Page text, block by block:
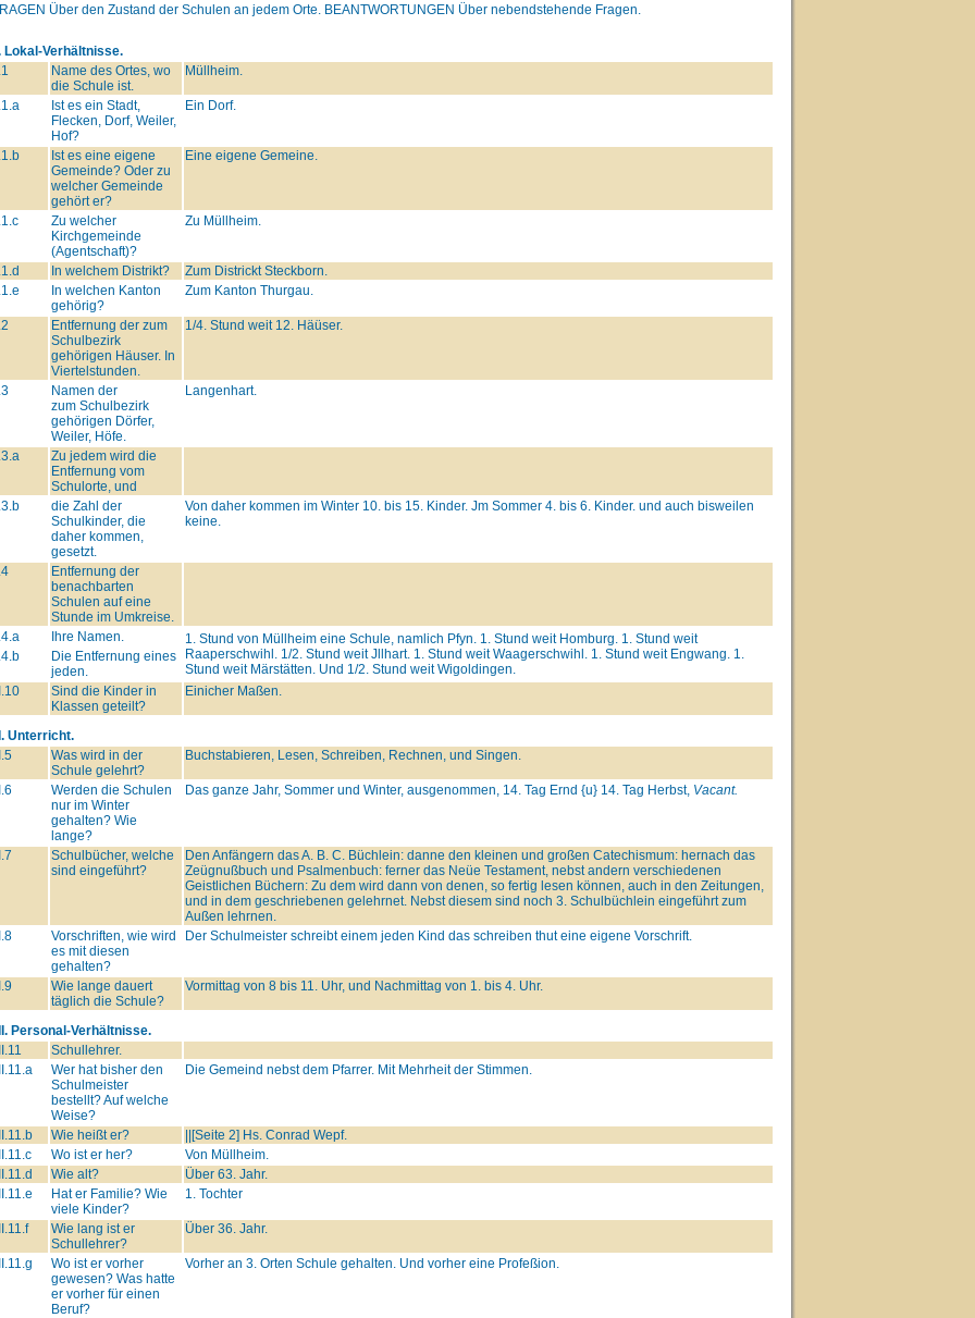
Über den Zustand der Schulen an jedem Orte. BEANTWORTUNGEN Über nebendstehende Fragen.
Lokal-Verhältnisse.
Name des Ortes, wo
die Schule ist.
Müllheim.
Ist es ein Stadt,
Flecken, Dorf, Weiler,
Hof?
Ein Dorf.
Ist es eine eigene
Gemeinde? Oder zu
welcher Gemeinde
gehört er?
Eine eigene Gemeine.
Zu welcher
Kirchgemeinde
(Agentschaft)?
Zu Müllheim.
In welchem Distrikt?
Zum Districkt Steckborn.
In welchen Kanton
gehörig?
Zum Kanton Thurgau.
Entfernung der zum
Schulbezirk
gehörigen Häuser. In
Viertelstunden.
1/4. Stund weit 12. Häüser.
Namen der
zum Schulbezirk
gehörigen Dörfer,
Weiler, Höfe.
Langenhart.
Zu jedem wird die
Entfernung vom
Schulorte, und
die Zahl der
Schulkinder, die
daher kommen,
gesetzt.
Von daher kommen im Winter 10. bis 15. Kinder. Jm Sommer 4. bis 6. Kinder. und auch bisweilen
keine.
Entfernung der
benachbarten
Schulen auf eine
Stunde im Umkreise.
Ihre Namen.
1. Stund von Müllheim eine Schule, namlich Pfyn. 1. Stund weit Homburg. 1. Stund weit
Raaperschwihl. 1/2. Stund weit Jllhart. 1. Stund weit Waagerschwihl. 1. Stund weit Engwang. 1.
Stund weit Märstätten. Und 1/2. Stund weit Wigoldingen.
Die Entfernung eines
jeden.
Sind die Kinder in
Klassen geteilt?
Einicher Maßen.
Unterricht.
Was wird in der
Schule gelehrt?
Buchstabieren, Lesen, Schreiben, Rechnen, und Singen.
Werden die Schulen
nur im Winter
gehalten? Wie
lange?
Das ganze Jahr, Sommer und Winter, ausgenommen, 14. Tag Ernd {u} 14. Tag Herbst, Vacant.
Schulbücher, welche
sind eingeführt?
Den Anfängern das A. B. C. Büchlein: danne den kleinen und großen Catechismum: hernach das
Zeügnußbuch und Psalmenbuch: ferner das Neüe Testament, nebst andern verschiedenen
Geistlichen Büchern: Zu dem wird dann von denen, so fertig lesen können, auch in den Zeitungen,
und in dem geschriebenen gelehrnet. Nebst diesem sind noch 3. Schulbüchlein eingeführt zum
Außen lehrnen.
Vorschriften, wie wird
es mit diesen
gehalten?
Der Schulmeister schreibt einem jeden Kind das schreiben thut eine eigene Vorschrift.
Wie lange dauert
täglich die Schule?
Vormittag von 8 bis 11. Uhr, und Nachmittag von 1. bis 4. Uhr.
Personal-Verhältnisse.
Schullehrer.
Wer hat bisher den
Schulmeister
bestellt? Auf welche
Weise?
Die Gemeind nebst dem Pfarrer. Mit Mehrheit der Stimmen.
Wie heißt er?
||[Seite 2] Hs. Conrad Wepf.
Wo ist er her?
Von Müllheim.
Wie alt?
Über 63. Jahr.
Hat er Familie? Wie
viele Kinder?
1. Tochter
Wie lang ist er
Schullehrer?
Über 36. Jahr.
Wo ist er vorher
gewesen? Was hatte
er vorher für einen
Beruf?
Vorher an 3. Orten Schule gehalten. Und vorher eine Profeßion.